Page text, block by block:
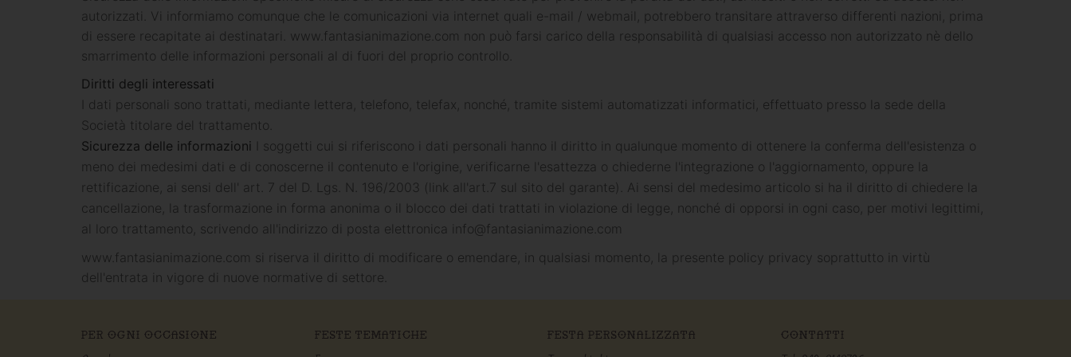
autorizzati. Vi informiamo comunque che le comunicazioni via internet quali e-mail / webmail, potrebbero transitare attraverso differenti nazioni, prima
di essere recapitate ai destinatari. www.fantasianimazione.com non può farsi carico della responsabilità di qualsiasi accesso non autorizzato nè dello
smarrimento delle informazioni personali al di fuori del proprio controllo.
Diritti degli interessati
I dati personali sono trattati, mediante lettera, telefono, telefax, nonché, tramite sistemi automatizzati informatici, effettuato presso la sede della
Società titolare del trattamento.
Sicurezza delle informazioni I soggetti cui si riferiscono i dati personali hanno il diritto in qualunque momento di ottenere la conferma dell'esistenza o
meno dei medesimi dati e di conoscerne il contenuto e l'origine, verificarne l'esattezza o chiederne l'integrazione o l'aggiornamento, oppure la
rettificazione, ai sensi dell' art. 7 del D. Lgs. N. 196/2003 (link all'art.7 sul sito del garante). Ai sensi del medesimo articolo si ha il diritto di chiedere la
cancellazione, la trasformazione in forma anonima o il blocco dei dati trattati in violazione di legge, nonché di opporsi in ogni caso, per motivi legittimi,
al loro trattamento, scrivendo all'indirizzo di posta elettronica
info@fantasianimazione.com
www.fantasianimazione.com si riserva il diritto di modificare o emendare, in qualsiasi momento, la presente policy privacy soprattutto in virtù
dell'entrata in vigore di nuove normative di settore.
PER OGNI OCCASIONE FESTE TEMATICHE FESTA PERSONALIZZATA CONTATTI